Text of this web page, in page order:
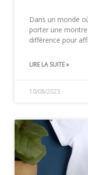
Dans un monde
porter une
différence pour
LIRE LA SUITE »
10/08/2023